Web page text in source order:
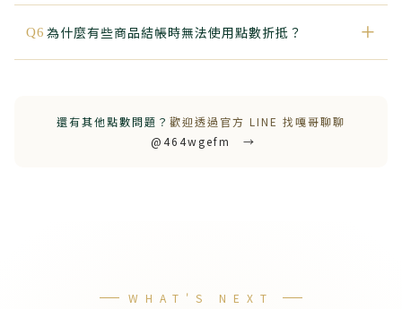
Q6 為什麼有些商品結帳時無法使用點數折抵？ +
還有其他點數問題？ 歡迎透過官方 LINE 找嘎哥聊聊
@464wgefm →
WHAT'S NEXT